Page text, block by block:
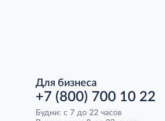
Для бизнеса
+7 (800) 700 10 22
Будни: с 7 до 22 часов